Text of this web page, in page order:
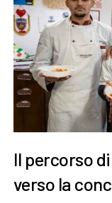
Il percorso
verso la